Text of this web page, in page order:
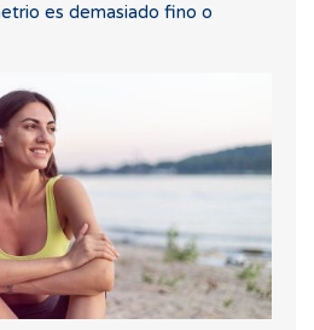
es demasiado fino o